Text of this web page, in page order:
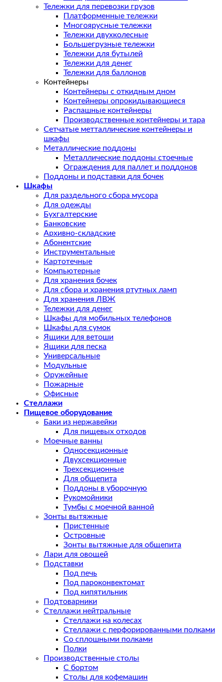
Тележки для перевозки грузов
Платформенные тележки
Многоярусные тележки
Тележки двухколесные
Большегрузные тележки
Тележки для бутылей
Тележки для денег
Тележки для баллонов
Контейнеры
Контейнеры с откидным дном
Контейнеры опрокидывающиеся
Распашные контейнеры
Производственные контейнеры и тара
Сетчатые метталлические контейнеры и
шкафы
Металлические поддоны
Металлические поддоны стоечные
Ограждения для паллет и поддонов
Поддоны и подставки для бочек
Шкафы
Для раздельного сбора мусора
Для одежды
Бухгалтерские
Банковские
Архивно-складские
Абонентские
Инструментальные
Картотечные
Компьютерные
Для хранения бочек
Для сбора и хранения ртутных ламп
Для хранения ЛВЖ
Тележки для денег
Шкафы для мобильных телефонов
Шкафы для сумок
Ящики для ветоши
Ящики для песка
Универсальные
Модульные
Оружейные
Пожарные
Офисные
Стеллажи
Пищевое оборудование
Баки из нержавейки
Для пищевых отходов
Моечные ванны
Односекционные
Двухсекционные
Трехсекционные
Для общепита
Поддоны в уборочную
Рукомойники
Тумбы с моечной ванной
Зонты вытяжные
Пристенные
Островные
Зонты вытяжные для общепита
Лари для овощей
Подставки
Под печь
Под пароконвектомат
Под кипятильник
Подтоварники
Стеллажи нейтральные
Стеллажи на колесах
Стеллажи с перфорированными полками
Со сплошными полками
Полки
Производственные столы
С бортом
Столы для кофемашин